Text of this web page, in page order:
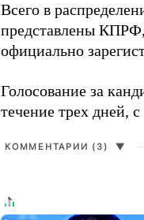
Всего в
представлены
официально
Голосование за
течение трех дней,
КОММЕНТАРИИ (3) ▼